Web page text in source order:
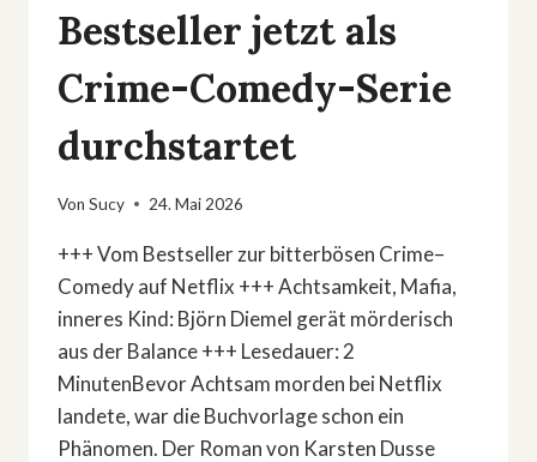
Bestseller jetzt als
Crime-Comedy-Serie
durchstartet
Von Sucy 24. Mai 2026
+++ Vom Bestseller zur bitterbösen Crime–
Comedy auf Netflix +++ Achtsamkeit, Mafia,
inneres Kind: Björn Diemel gerät mörderisch
aus der Balance +++ Lesedauer: 2
MinutenBevor Achtsam morden bei Netflix
landete, war die Buchvorlage schon ein
Phänomen. Der Roman von Karsten Dusse